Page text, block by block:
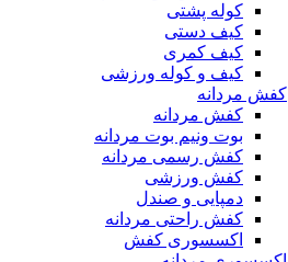
کوله پشتی
کیف دستی
کیف کمری
کیف و کوله ورزشی
کفش مردانه
کفش مردانه
بوت ونیم بوت مردانه
کفش رسمی مردانه
کفش ورزشی
دمپایی و صندل
کفش راحتی مردانه
اکسسوری کفش